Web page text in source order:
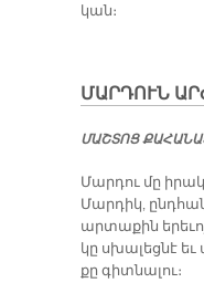
կան։
ՄԱՐԴՈՒՆ
ՄԱՇ­ՏՈՑ
Մար­դու մը
Մար­դիկ,
ար­տա­քին
կը սխա­լեց­նէ
քը գիտ­նա­լու։